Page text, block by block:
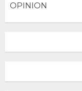
OPINION